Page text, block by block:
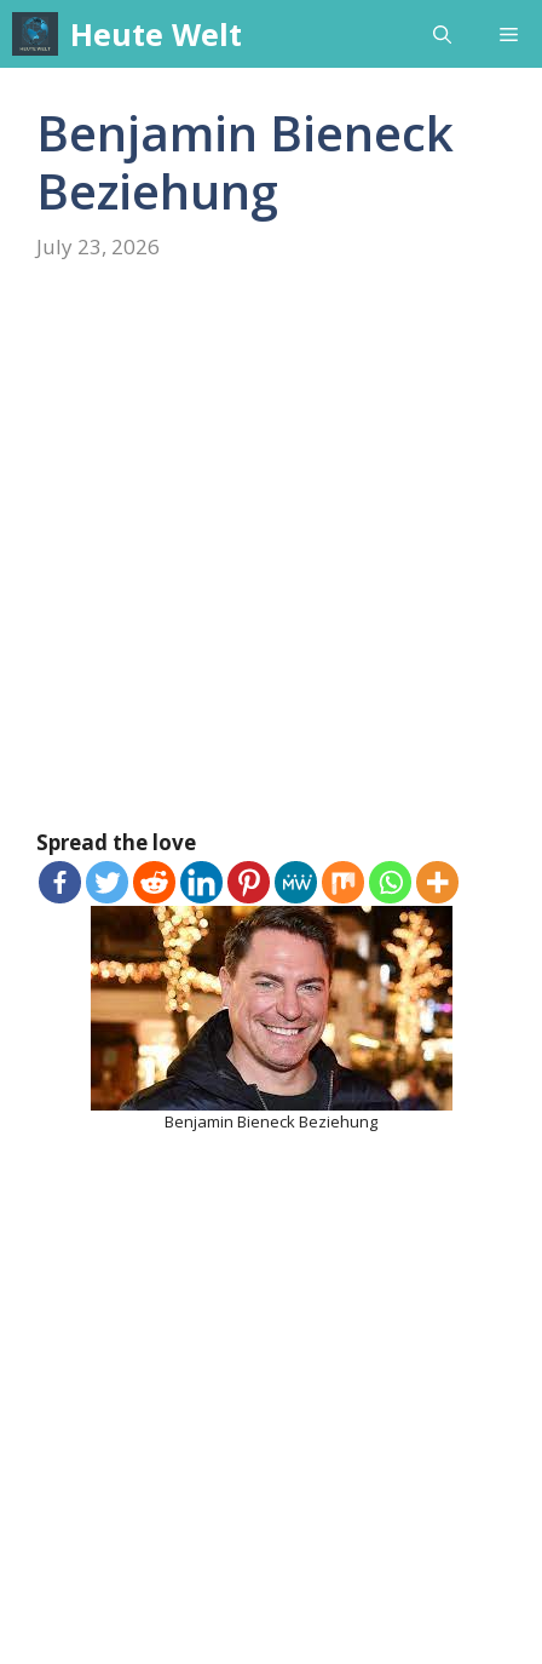
Skip
content
Heute Welt
Benjamin Bieneck
Beziehung
July 23, 2026
Spread the love
Benjamin Bieneck Beziehung